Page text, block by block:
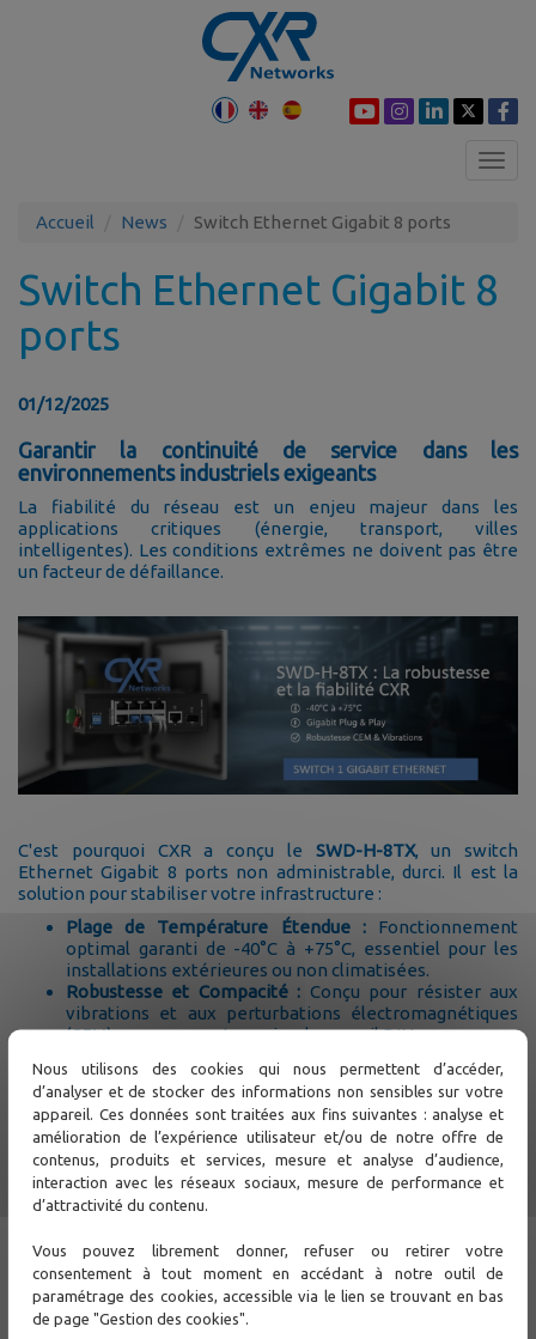
Accueil News Switch Ethernet Gigabit 8 ports
Switch Ethernet Gigabit 8
ports
01/12/2025
Garantir la continuité de service dans les
environnements industriels exigeants
La fiabilité du réseau est un enjeu majeur dans les
applications critiques (énergie, transport, villes
intelligentes). Les conditions extrêmes ne doivent pas être
un facteur de défaillance.
C'est pourquoi CXR a conçu le SWD-H-8TX, un switch
Ethernet Gigabit 8 ports non administrable, durci. Il est la
solution pour stabiliser votre infrastructure :
Plage de Température Étendue :Fonctionnement
optimal garanti de -40°C à +75°C, essentiel pour les
installations extérieures ou non climatisées.
Robustesse et Compacité : Conçu pour résister aux
vibrations et aux perturbations électromagnétiques
(CEM), avec un montage simple sur rail DIN.
GE SFP + 1 port GE RJ45 assurent une connectivité haut
débit en mode Plug & Play, sans nécessiter de
configuration complexe.
LeSWD-H-8TXest l'outil discret mais essentiel pour
maintenir l'intégrité de votre réseau dans la durée, même
sous forte contrainte.
cliquant sur le lien dans les commentaires.
Pour en savoir plus
Nous utilisons des cookies qui nous permettent d’accéder,
d’analyser et de stocker des informations non sensibles sur votre
appareil. Ces données sont traitées aux fins suivantes : analyse et
amélioration de l’expérience utilisateur et/ou de notre offre de
contenus, produits et services, mesure et analyse d’audience,
interaction avec les réseaux sociaux, mesure de performance et
d’attractivité du contenu.
Vous pouvez librement donner, refuser ou retirer votre
consentement à tout moment en accédant à notre outil de
paramétrage des cookies, accessible via le lien se trouvant en bas
de page "Gestion des cookies".